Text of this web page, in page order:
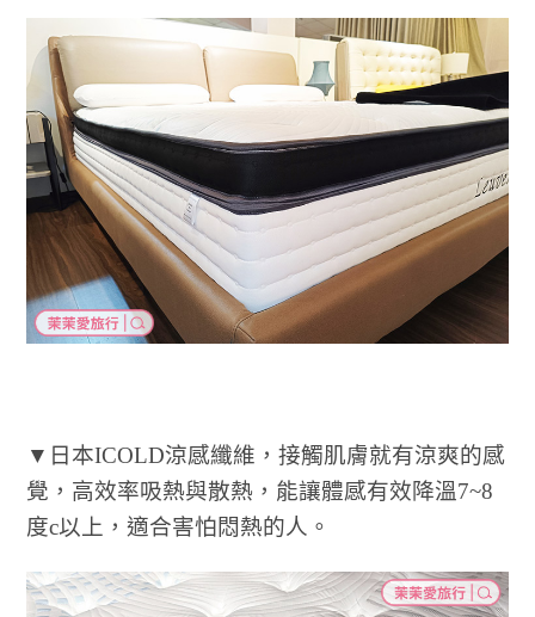
▼日本ICOLD涼感纖維，接觸肌膚就有涼爽的感
覺，高效率吸熱與散熱，能讓體感有效降溫7~8
度c以上，適合害怕悶熱的人。